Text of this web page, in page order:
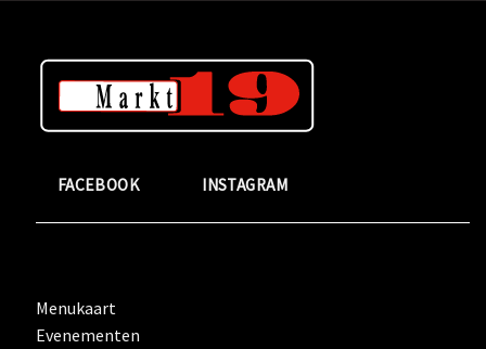
FACEBOOK INSTAGRAM
Menukaart
Evenementen